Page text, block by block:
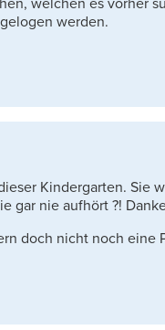
werden.
Kindergarten. Sie
gar nie aufhört ?!
doch nicht noch eine